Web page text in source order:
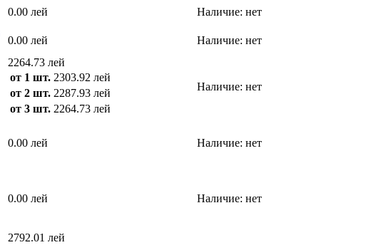
0.00 лей Наличие: нет
0.00 лей Наличие: нет
2264.73 лей
от 1 шт. 2303.92 лей
от 2 шт. 2287.93 лей
от 3 шт. 2264.73 лей
Наличие: нет
0.00 лей Наличие: нет
0.00 лей Наличие: нет
2792.01 лей